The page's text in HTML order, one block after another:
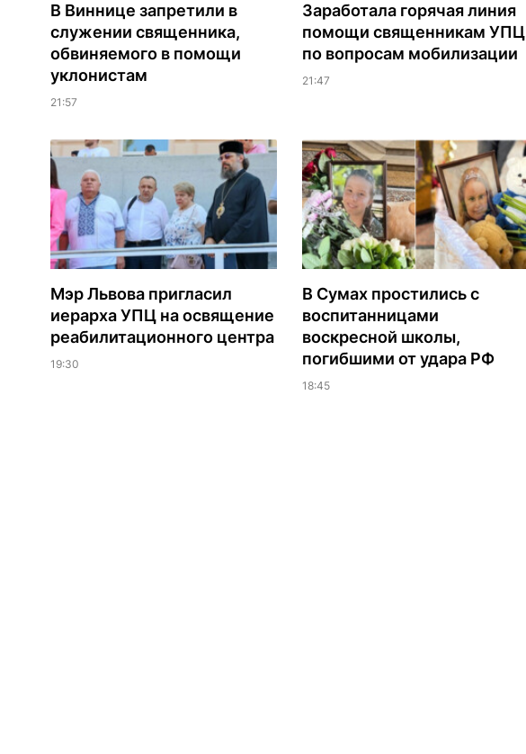
В Виннице запретили в
служении священника,
обвиняемого в помощи
уклонистам
21:57
Заработала горячая линия
помощи священникам УПЦ
по вопросам мобилизации
21:47
Мэр Львова пригласил
иерарха УПЦ на освящение
реабилитационного центра
19:30
В Сумах простились с
воспитанницами
воскресной школы,
погибшими от удара РФ
18:45